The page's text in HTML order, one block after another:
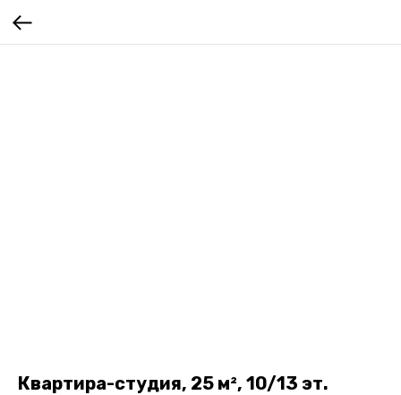
Квартира-студия, 25 м², 10/13 эт.